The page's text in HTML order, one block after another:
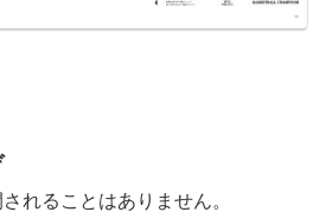
れることはありません。